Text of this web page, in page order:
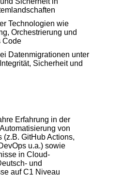
Technologien wie
Orchestrierung und
Code
Datenmigrationen unter
Sicherheit und
Erfahrung in der
von
(z.B. GitHub Actions,
u.a.) sowie
in Cloud-
und
auf C1 Niveau